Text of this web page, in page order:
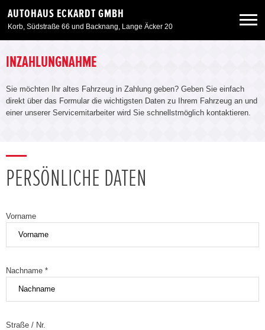
AUTOHAUS ECKARDT GMBH
Korb, Südstraße 66 und Backnang, Lange Äcker 20
Neuwagen
Gebrauchtwagen
Service & Zubehör
INZAHLUNGNAHME
Sie möchten Ihr altes Fahrzeug in Zahlung geben? Geben Sie einfach
direkt über das Formular die wichtigsten Daten zu Ihrem Fahrzeug an und
einer unserer Servicemitarbeiter wird Sie schnellstmöglich kontaktieren.
PERSÖNLICHE DATEN
Vorname
Nachname *
Straße / Nr.